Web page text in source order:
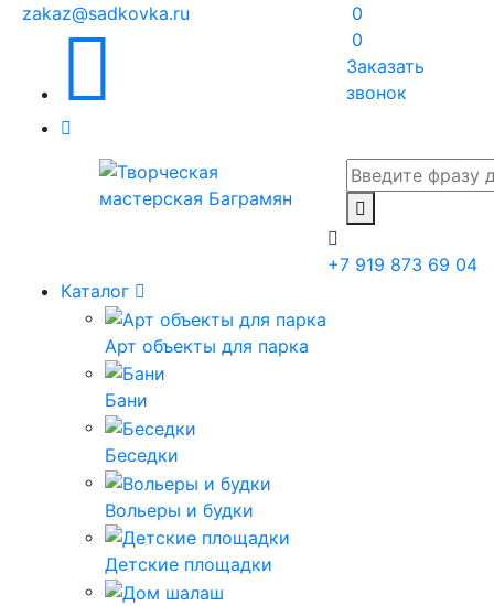
zakaz@sadkovka.ru
0
0
Заказать
звонок
+7 919 873 69 04
Каталог
Арт объекты для парка
Бани
Беседки
Вольеры и будки
Детские площадки